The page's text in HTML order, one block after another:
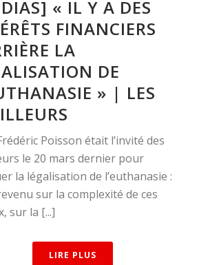
« IL Y A DES
FINANCIERS
LA
DE
» | LES
Poisson était l’invité des
le 20 mars dernier pour
la légalisation de l’euthanasie :
sur la complexité de ces
sur la [...]
LIRE PLUS